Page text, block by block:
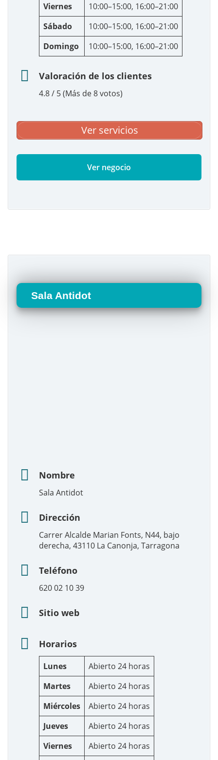
Viernes
10:00–15:00, 16:00–21:00
Sábado
10:00–15:00, 16:00–21:00
Domingo
10:00–15:00, 16:00–21:00
Valoración de los clientes
4.8 / 5 (Más de 8 votos)
Ver servicios
Ver negocio
Sala Antidot
Nombre
Sala Antidot
Dirección
Carrer Alcalde Marian Fonts, N44, bajo
derecha, 43110 La Canonja, Tarragona
Teléfono
620 02 10 39
Sitio web
Horarios
Lunes
Abierto 24 horas
Martes
Abierto 24 horas
Miércoles
Abierto 24 horas
Jueves
Abierto 24 horas
Viernes
Abierto 24 horas